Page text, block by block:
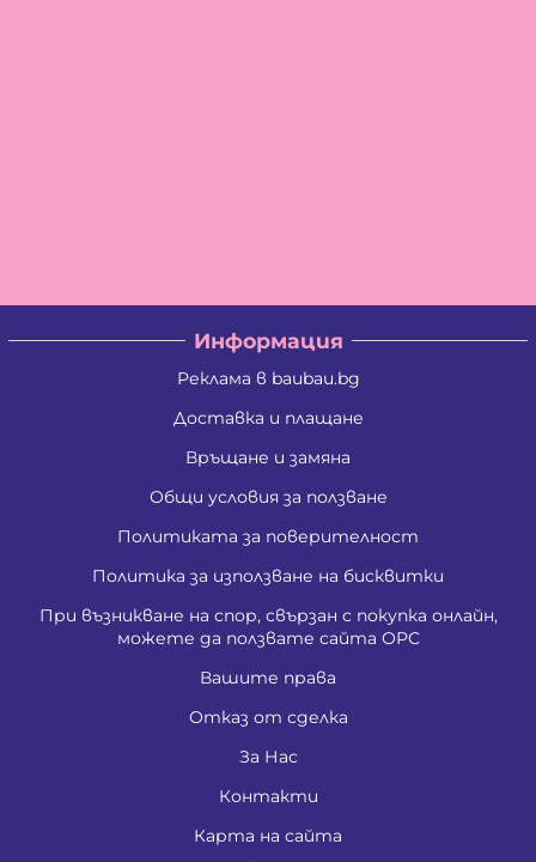
Информация
Реклама в baubau.bg
Доставка и плащане
Връщане и замяна
Общи условия за ползване
Политиката за поверителност
Политика за използване на бисквитки
При възникване на спор, свързан с покупка онлайн,
можете да ползвате сайта ОРС
Вашите права
Отказ от сделка
За Нас
Контакти
Карта на сайта